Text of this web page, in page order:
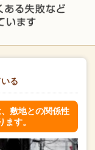
る
敷地との関係性
す。